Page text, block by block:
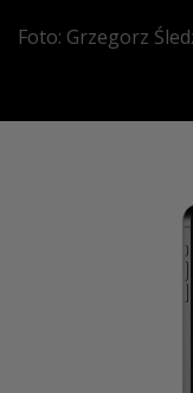
Foto: Grzegorz